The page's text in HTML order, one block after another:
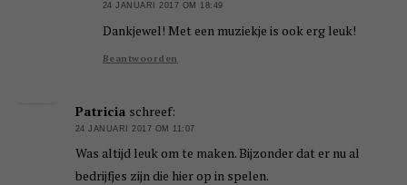
24 JANUARI 2017 OM 18:49
Dankjewel! Met een muziekje is ook erg leuk!
Beantwoorden
Patricia schreef:
24 JANUARI 2017 OM 11:07
Was altijd leuk om te maken. Bijzonder dat er nu al
bedrijfjes zijn die hier op in spelen.